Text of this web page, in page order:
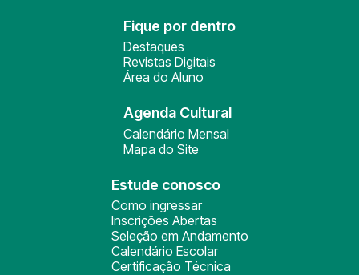
Fique por dentro
Destaques
Revistas Digitais
Área do Aluno
Agenda Cultural
Calendário Mensal
Mapa do Site
Estude conosco
Como ingressar
Inscrições Abertas
Seleção em Andamento
Calendário Escolar
Certificação Técnica